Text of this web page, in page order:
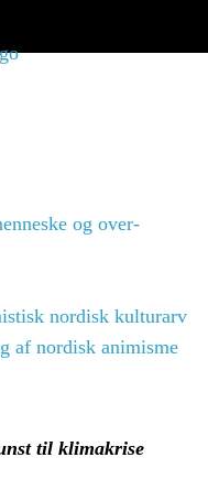
og over-
nordisk kulturarv
af nordisk animisme
til klimakrise